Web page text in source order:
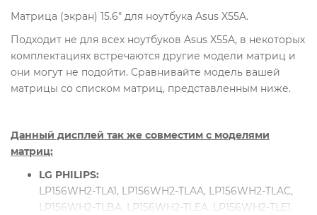
Матрица (экран) 15.6" для ноутбука Asus X55A.
Подходит не для всех ноутбуков Asus X55A, в некоторых
комплектациях встречаются другие модели матриц и
они могут не подойти. Сравнивайте модель вашей
матрицы со списком матриц, представленным ниже.
Данный дисплей так же совместим с моделями
матриц:
LG PHILIPS:
LP156WH2-TLA1, LP156WH2-TLAA, LP156WH2-TLAC,
LP156WH2-TLBA, LP156WH2-TLEA, LP156WH2-TLE1,